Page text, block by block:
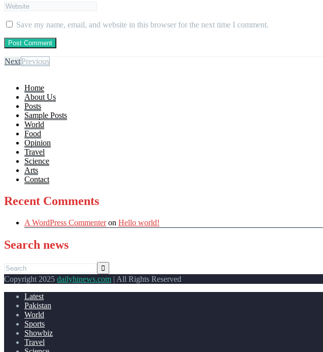
Save my name, email, and website in this browser for the next time I comment.
NextPrevious
Home
About Us
Posts
Sample Posts
World
Food
Opinion
Travel
Science
Arts
Contact
Recent Comments
A WordPress Commenteron Hello world!
Search news
Copyright 2025 dailyhinews.com | All Rights Reserved
Latest
Pakistan
World
Sports
Showbiz
Travel